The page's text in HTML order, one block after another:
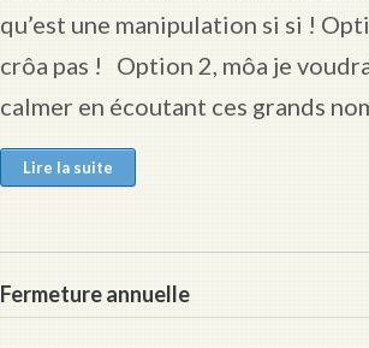
qu’est une manipulation si si !
crôa pas ! Option 2, môa je
calmer en écoutant ces grands
Lire la suite
Fermeture annuelle